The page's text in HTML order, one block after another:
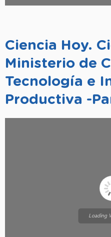
Ciencia Hoy.
Ministerio de
Tecnología e
Productiva -
Loading